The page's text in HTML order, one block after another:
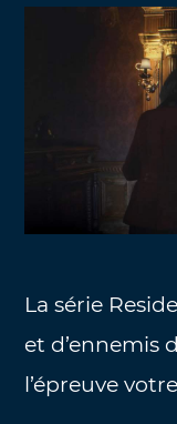
La série
et d’ennemis
l’épreuve